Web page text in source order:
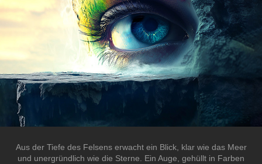
Aus der Tiefe des Felsens erwacht ein Blick, klar wie das Meer
und unergründlich wie die Sterne. Ein Auge, gehüllt in Farben